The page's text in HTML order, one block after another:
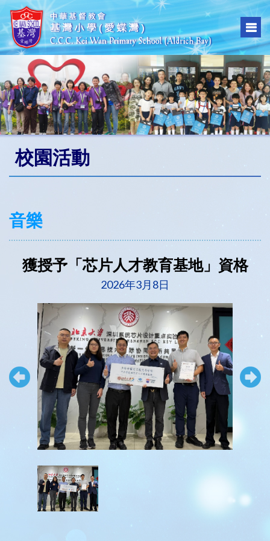
校園活動
音樂
獲授予「芯片人才教育基地」資格
2026年3月8日